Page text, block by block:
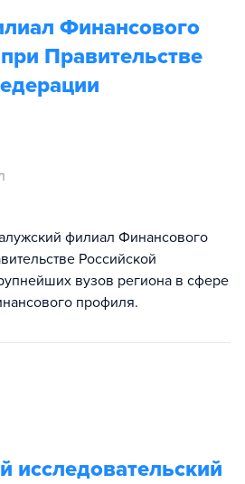
Финансового
Правительстве
филиал Финансового
Российской
вузов региона в сфере
профиля.
исследовательский